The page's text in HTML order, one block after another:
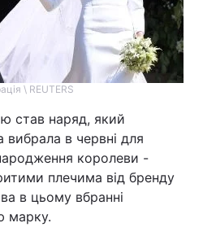
\ REUTERS
став наряд, який
вибрала в червні для
королеви -
плечима від бренду
в цьому вбранні
марку.